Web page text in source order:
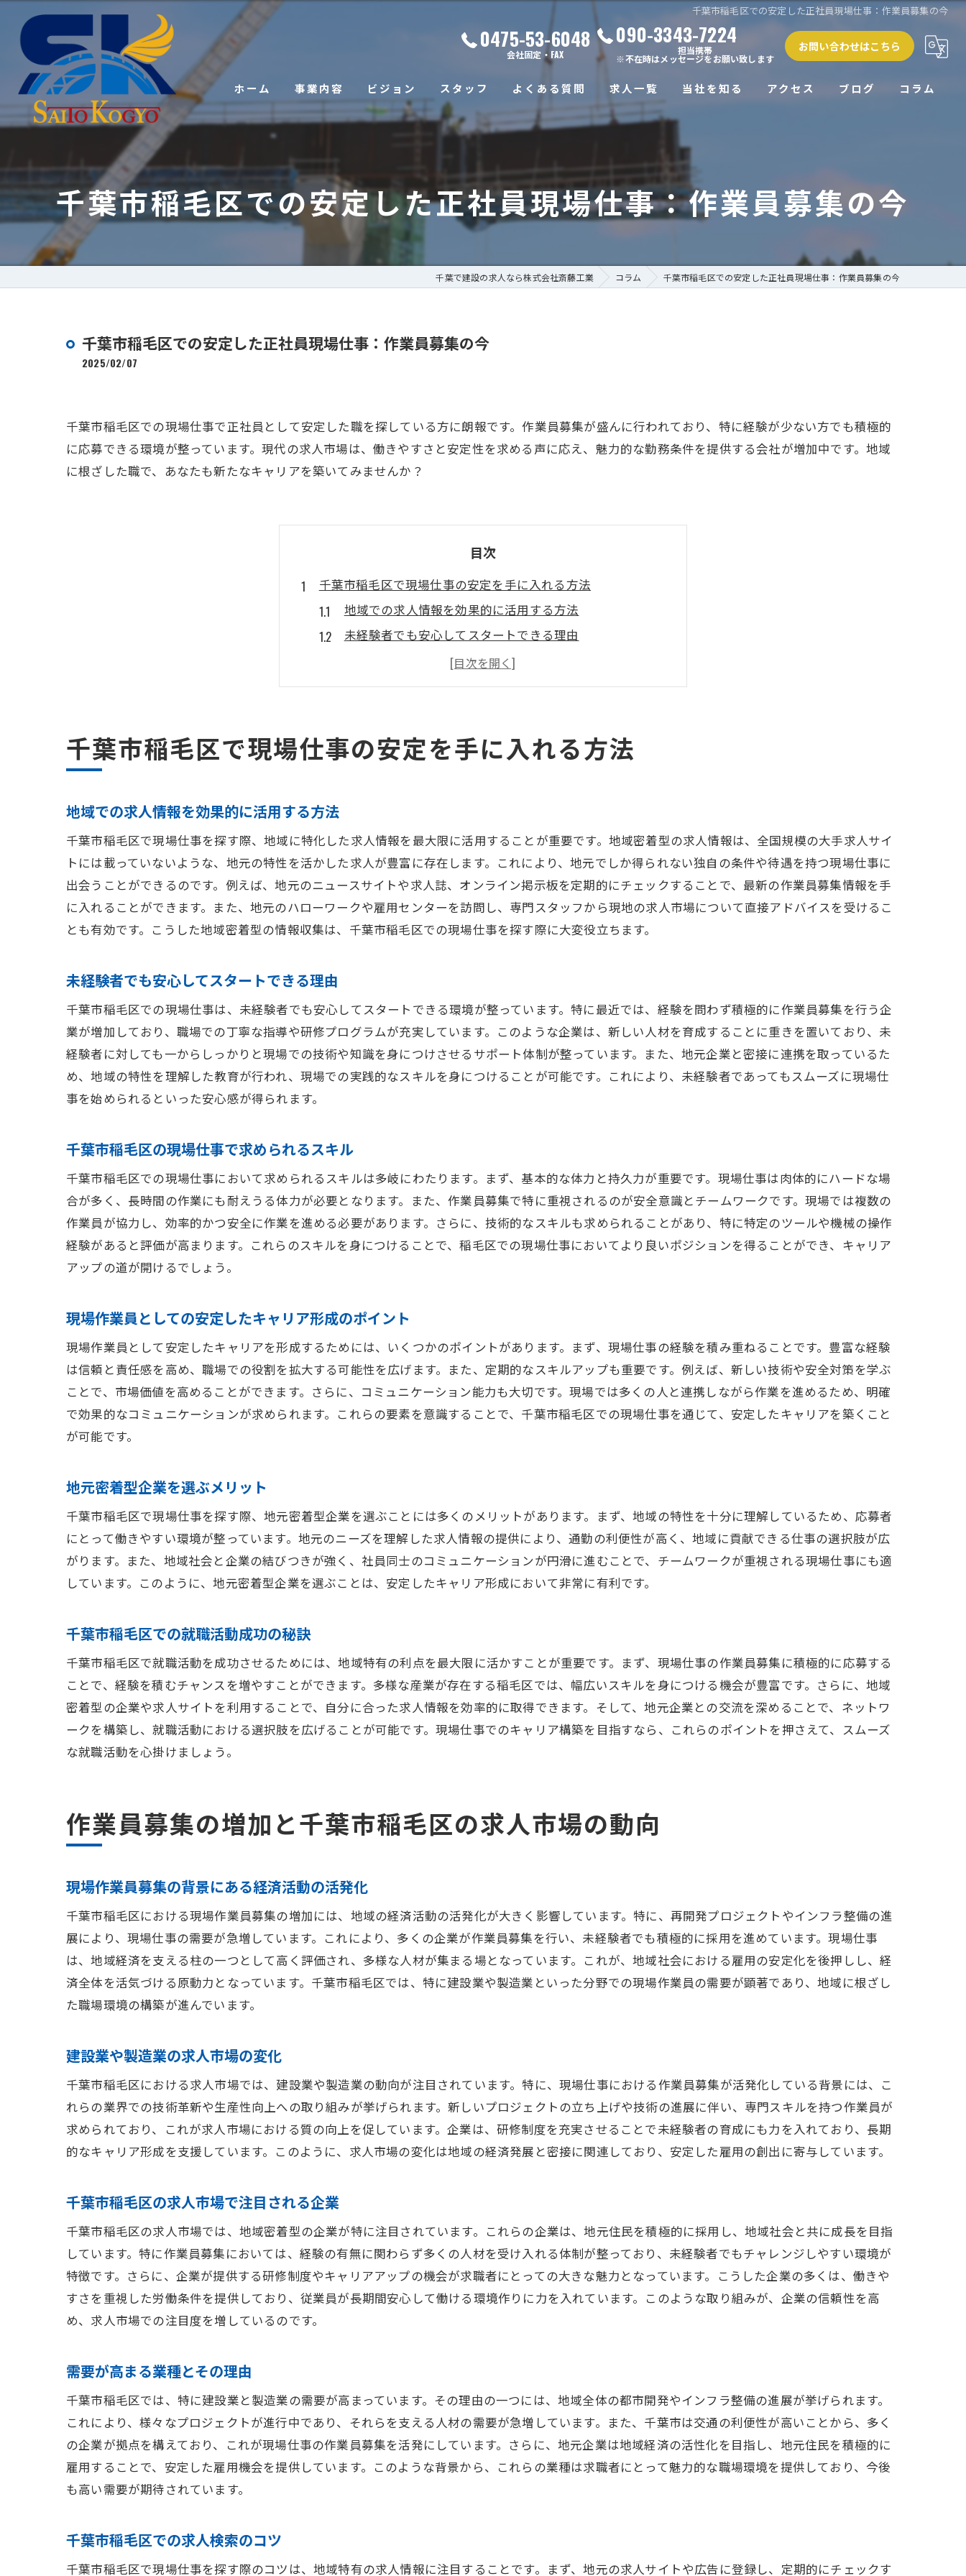
千葉市稲毛区での安定した正社員現場仕事：作業員募集の今
0475-53-6048
会社固定・FAX
090-3343-7224
担当携帯
※不在時はメッセージをお願い致します
お問い合わせはこちら
ホーム 事業内容 ビジョン スタッフ よくある質問 求人一覧 当社を知る
経験者
高収入
アクセス ブログ コラム
千葉市稲毛区での安定した正社員現場仕事：作業員募集の今
千葉で建設の求人なら株式会社斎藤工業 コラム 千葉市稲毛区での安定した正社員現場仕事：作業員募集の今
千葉市稲毛区での安定した正社員現場仕事：作業員募集の今
2025/02/07
千葉市稲毛区での現場仕事で正社員として安定した職を探している方に朗報です。作業員募集が盛んに行われており、特に経験が少ない方でも積極的
に応募できる環境が整っています。現代の求人市場は、働きやすさと安定性を求める声に応え、魅力的な勤務条件を提供する会社が増加中です。地域
に根ざした職で、あなたも新たなキャリアを築いてみませんか？
目次
千葉市稲毛区で現場仕事の安定を手に入れる方法
地域での求人情報を効果的に活用する方法
未経験者でも安心してスタートできる理由
千葉市稲毛区の現場仕事で求められるスキル
現場作業員としての安定したキャリア形成のポイント
千葉市稲毛区での就職活動成功の秘訣
作業員募集の増加と千葉市稲毛区の求人市場の動向
千葉市稲毛区の求人市場で注目される企業
需要が高まる業種とその理由
千葉市稲毛区での求人検索のコツ
地域の求人市場で求められる人材像
経験不問で始められる稲毛区の現場仕事の魅力
千葉市稲毛区の現場仕事に適した人材とは
スキルを活かせる職場選びのポイント
始めやすい現場仕事の種類
千葉市稲毛区での未経験者歓迎の求人情報
地域企業が求める人材像
働きやすい職場を見つけるポイント
地域との関わりが深い職場のメリット
現場作業員としてのキャリアパス
千葉市稲毛区でのキャリアアップの機会
現場仕事でスキルを磨く方法
現場作業員が目指すべき次のステップ
千葉市稲毛区で長期的に働くためのヒント
千葉市稲毛区の求人広告の特徴
多様な業種での人材需要の高まり
現場作業員として求められる資質
千葉市稲毛区での求人情報の見つけ方
新たなキャリアを始める最初の一歩
地域でのキャリアチェンジの成功事例
現場仕事でのスキルセットの構築
千葉市稲毛区が提供するキャリアチャンス
働きやすさと安定性を兼ね備えた千葉市稲毛区の現場仕事
働きやすい職場選びの基準
千葉市稲毛区での労働環境の改善取り組み
現場仕事における働きやすさの要素
安定性を重視した職場環境の特徴
地域に根ざした現場仕事の魅力
千葉市稲毛区で現場仕事の安定を手に入れる方法
地域での求人情報を効果的に活用する方法
千葉市稲毛区で現場仕事を探す際、地域に特化した求人情報を最大限に活用することが重要です。地域密着型の求人情報は、全国規模の大手求人サイ
トには載っていないような、地元の特性を活かした求人が豊富に存在します。これにより、地元でしか得られない独自の条件や待遇を持つ現場仕事に
出会うことができるのです。例えば、地元のニュースサイトや求人誌、オンライン掲示板を定期的にチェックすることで、最新の作業員募集情報を手
に入れることができます。また、地元のハローワークや雇用センターを訪問し、専門スタッフから現地の求人市場について直接アドバイスを受けるこ
とも有効です。こうした地域密着型の情報収集は、千葉市稲毛区での現場仕事を探す際に大変役立ちます。
未経験者でも安心してスタートできる理由
千葉市稲毛区での現場仕事は、未経験者でも安心してスタートできる環境が整っています。特に最近では、経験を問わず積極的に作業員募集を行う企
業が増加しており、職場での丁寧な指導や研修プログラムが充実しています。このような企業は、新しい人材を育成することに重きを置いており、未
経験者に対しても一からしっかりと現場での技術や知識を身につけさせるサポート体制が整っています。また、地元企業と密接に連携を取っているた
め、地域の特性を理解した教育が行われ、現場での実践的なスキルを身につけることが可能です。これにより、未経験者であってもスムーズに現場仕
事を始められるといった安心感が得られます。
千葉市稲毛区の現場仕事で求められるスキル
千葉市稲毛区での現場仕事において求められるスキルは多岐にわたります。まず、基本的な体力と持久力が重要です。現場仕事は肉体的にハードな場
合が多く、長時間の作業にも耐えうる体力が必要となります。また、作業員募集で特に重視されるのが安全意識とチームワークです。現場では複数の
作業員が協力し、効率的かつ安全に作業を進める必要があります。さらに、技術的なスキルも求められることがあり、特に特定のツールや機械の操作
経験があると評価が高まります。これらのスキルを身につけることで、稲毛区での現場仕事においてより良いポジションを得ることができ、キャリア
アップの道が開けるでしょう。
現場作業員としての安定したキャリア形成のポイント
現場作業員として安定したキャリアを形成するためには、いくつかのポイントがあります。まず、現場仕事の経験を積み重ねることです。豊富な経験
は信頼と責任感を高め、職場での役割を拡大する可能性を広げます。また、定期的なスキルアップも重要です。例えば、新しい技術や安全対策を学ぶ
ことで、市場価値を高めることができます。さらに、コミュニケーション能力も大切です。現場では多くの人と連携しながら作業を進めるため、明確
で効果的なコミュニケーションが求められます。これらの要素を意識することで、千葉市稲毛区での現場仕事を通じて、安定したキャリアを築くこと
が可能です。
地元密着型企業を選ぶメリット
千葉市稲毛区で現場仕事を探す際、地元密着型企業を選ぶことには多くのメリットがあります。まず、地域の特性を十分に理解しているため、応募者
にとって働きやすい環境が整っています。地元のニーズを理解した求人情報の提供により、通勤の利便性が高く、地域に貢献できる仕事の選択肢が広
がります。また、地域社会と企業の結びつきが強く、社員同士のコミュニケーションが円滑に進むことで、チームワークが重視される現場仕事にも適
しています。このように、地元密着型企業を選ぶことは、安定したキャリア形成において非常に有利です。
千葉市稲毛区での就職活動成功の秘訣
千葉市稲毛区で就職活動を成功させるためには、地域特有の利点を最大限に活かすことが重要です。まず、現場仕事の作業員募集に積極的に応募する
ことで、経験を積むチャンスを増やすことができます。多様な産業が存在する稲毛区では、幅広いスキルを身につける機会が豊富です。さらに、地域
密着型の企業や求人サイトを利用することで、自分に合った求人情報を効率的に取得できます。そして、地元企業との交流を深めることで、ネットワ
ークを構築し、就職活動における選択肢を広げることが可能です。現場仕事でのキャリア構築を目指すなら、これらのポイントを押さえて、スムーズ
な就職活動を心掛けましょう。
作業員募集の増加と千葉市稲毛区の求人市場の動向
現場作業員募集の背景にある経済活動の活発化
千葉市稲毛区における現場作業員募集の増加には、地域の経済活動の活発化が大きく影響しています。特に、再開発プロジェクトやインフラ整備の進
展により、現場仕事の需要が急増しています。これにより、多くの企業が作業員募集を行い、未経験者でも積極的に採用を進めています。現場仕事
は、地域経済を支える柱の一つとして高く評価され、多様な人材が集まる場となっています。これが、地域社会における雇用の安定化を後押しし、経
済全体を活気づける原動力となっています。千葉市稲毛区では、特に建設業や製造業といった分野での現場作業員の需要が顕著であり、地域に根ざし
た職場環境の構築が進んでいます。
建設業や製造業の求人市場の変化
千葉市稲毛区における求人市場では、建設業や製造業の動向が注目されています。特に、現場仕事における作業員募集が活発化している背景には、こ
れらの業界での技術革新や生産性向上への取り組みが挙げられます。新しいプロジェクトの立ち上げや技術の進展に伴い、専門スキルを持つ作業員が
求められており、これが求人市場における質の向上を促しています。企業は、研修制度を充実させることで未経験者の育成にも力を入れており、長期
的なキャリア形成を支援しています。このように、求人市場の変化は地域の経済発展と密接に関連しており、安定した雇用の創出に寄与しています。
千葉市稲毛区の求人市場で注目される企業
千葉市稲毛区の求人市場では、地域密着型の企業が特に注目されています。これらの企業は、地元住民を積極的に採用し、地域社会と共に成長を目指
しています。特に作業員募集においては、経験の有無に関わらず多くの人材を受け入れる体制が整っており、未経験者でもチャレンジしやすい環境が
特徴です。さらに、企業が提供する研修制度やキャリアアップの機会が求職者にとっての大きな魅力となっています。こうした企業の多くは、働きや
すさを重視した労働条件を提供しており、従業員が長期間安心して働ける環境作りに力を入れています。このような取り組みが、企業の信頼性を高
め、求人市場での注目度を増しているのです。
需要が高まる業種とその理由
千葉市稲毛区では、特に建設業と製造業の需要が高まっています。その理由の一つには、地域全体の都市開発やインフラ整備の進展が挙げられます。
これにより、様々なプロジェクトが進行中であり、それらを支える人材の需要が急増しています。また、千葉市は交通の利便性が高いことから、多く
の企業が拠点を構えており、これが現場仕事の作業員募集を活発にしています。さらに、地元企業は地域経済の活性化を目指し、地元住民を積極的に
雇用することで、安定した雇用機会を提供しています。このような背景から、これらの業種は求職者にとって魅力的な職場環境を提供しており、今後
も高い需要が期待されています。
千葉市稲毛区での求人検索のコツ
千葉市稲毛区で現場仕事を探す際のコツは、地域特有の求人情報に注目することです。まず、地元の求人サイトや広告に登録し、定期的にチェックす